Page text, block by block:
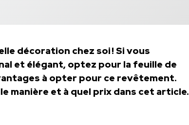
décoration chez soi ! Si vous
et élégant, optez pour la feuille de
à opter pour ce revêtement.
manière et à quel prix dans cet article.